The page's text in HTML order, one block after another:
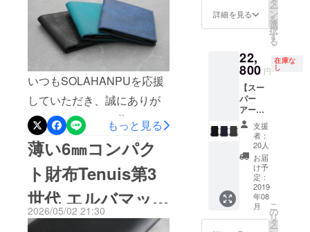
しくお伝えします。新色の
深海は、青系の色ですがか
なり濃い目のトーンです。
一瞬黒と見間違えてしまう
ほどですが、しっかりとし
た青系のカラーに仕上がっ
ています。トスカーノリス
シオの青藍よりも深みのあ
る色合いで、経年変化して
も決して黒にはならず、艶
の中にほんのり青系の雰囲
景には、「どうしても量産
化できない、職人の手作
業」に頼らなければいけな
い部分があるからです。・
「薄い財布＝使いにくい・
後悔する」を覆すための裏
舞台世の中には多くの薄い
財布がありますが、中には
「いざ使ってみるとカード
が全然入らずパンパンにな
る」「レシートを入れる場
所がなくて使いにくい」
をいただいた帆布の薄いコ
ンパクト財布が7年ぶりに生
産、再販となります。当時
のバージョンよりいくつか
アップデートがあり、機能
や使い心地、耐久性を上げ
たものとなっています。具
体的なアップデートに関し
ては前回のブログからご確
認ください。2026/7/3日 よ
り再販予定販売ページ：
https://solahanpu.com/produ
いつもSOLAHANPUを応援
していただき、誠にありが
とうございます。薄いコン
パクト財布「Tenuisフラッ
プタイプ」（旧第4世代）
に、これからの季節にぴっ
たりの鮮やかな2つの新色が
仲間入りしました。新色の
もっと見る
薄い6㎜コンパク
ト財布Tenuis第3
世代 エルバマッ
ト革「漆黒」再入
2026/05/02 21:30
詳細を見る
タ
ー
ン
を
選
択
す
る
22,
800 円
在庫な
し
【スー
パー
アー
リー
バー
ド：限
定20個
2000円
オフ】
STORIO
バック
パッ
ク 1個
支援
者：
20人
お届
け予
定：
2019
年08
月
こ
の
リ
タ
ー